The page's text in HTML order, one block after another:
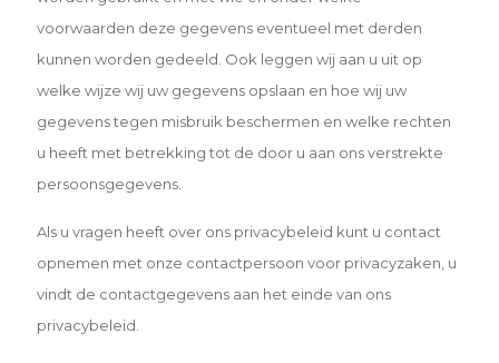
voorwaarden deze gegevens eventueel met derden
kunnen worden gedeeld. Ook leggen wij aan u uit op
welke wijze wij uw gegevens opslaan en hoe wij uw
gegevens tegen misbruik beschermen en welke rechten
u heeft met betrekking tot de door u aan ons verstrekte
persoonsgegevens.
Als u vragen heeft over ons privacybeleid kunt u contact
opnemen met onze contactpersoon voor privacyzaken, u
vindt de contactgegevens aan het einde van ons
privacybeleid.